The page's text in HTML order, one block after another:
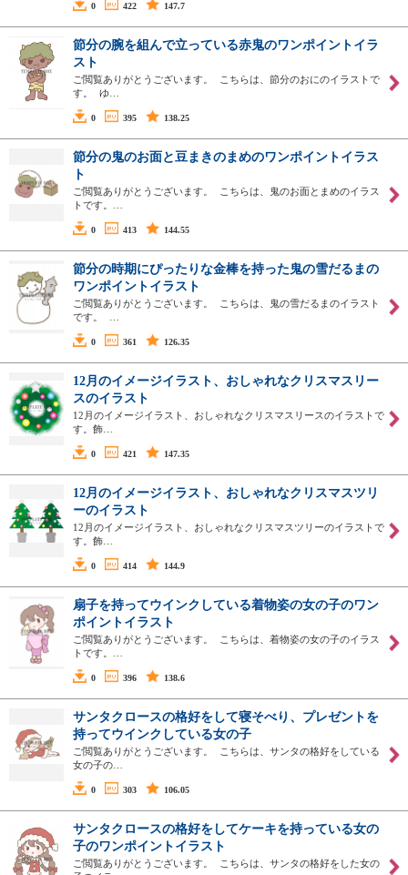
0 422 147.7
節分の腕を組んで立っている赤鬼のワンポイントイラ
スト
ご閲覧ありがとうございます。 こちらは、節分のおにのイラストで
す。 ゆ…
0 395 138.25
節分の鬼のお面と豆まきのまめのワンポイントイラス
ト
ご閲覧ありがとうございます。 こちらは、鬼のお面とまめのイラス
トです。…
0 413 144.55
節分の時期にぴったりな金棒を持った鬼の雪だるまの
ワンポイントイラスト
ご閲覧ありがとうございます。 こちらは、鬼の雪だるまのイラスト
です。 …
0 361 126.35
12月のイメージイラスト、おしゃれなクリスマスリー
スのイラスト
12月のイメージイラスト、おしゃれなクリスマスリースのイラストで
す。飾…
0 421 147.35
12月のイメージイラスト、おしゃれなクリスマスツリ
ーのイラスト
12月のイメージイラスト、おしゃれなクリスマスツリーのイラストで
す。飾…
0 414 144.9
扇子を持ってウインクしている着物姿の女の子のワン
ポイントイラスト
ご閲覧ありがとうございます。 こちらは、着物姿の女の子のイラス
トです。…
0 396 138.6
サンタクロースの格好をして寝そべり、プレゼントを
持ってウインクしている女の子
ご閲覧ありがとうございます。 こちらは、サンタの格好をしている
女の子の…
0 303 106.05
サンタクロースの格好をしてケーキを持っている女の
子のワンポイントイラスト
ご閲覧ありがとうございます。 こちらは、サンタの格好をした女の